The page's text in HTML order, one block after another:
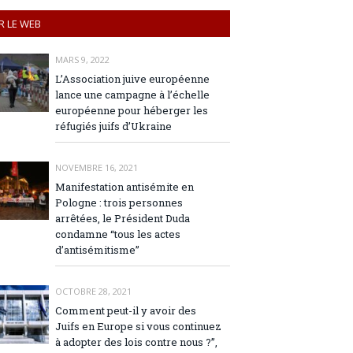
LE WEB
MARS 9, 2022
L’Association juive européenne
lance une campagne à l’échelle
européenne pour héberger les
réfugiés juifs d’Ukraine
NOVEMBRE 16, 2021
Manifestation antisémite en
Pologne : trois personnes
arrêtées, le Président Duda
condamne “tous les actes
d’antisémitisme”
OCTOBRE 28, 2021
Comment peut-il y avoir des
Juifs en Europe si vous continuez
à adopter des lois contre nous ?”,